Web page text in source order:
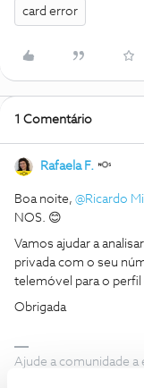
card error
1 Comentário
Rafaela F.
Boa noite, ​ @Ricardo
NOS. 😊
Vamos ajudar a
privada com o seu
telemóvel para o perfil ​
Obrigada
Ajude a comunidade
como "Melhor